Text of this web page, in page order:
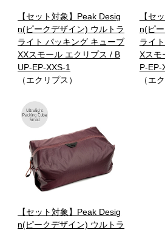
【セット対象】Peak Desig
n(ピークデザイン) ウルトラ
ライト パッキング キューブ
XXスモール エクリプス / B
UP-EP-XXS-1
（エクリプス）
【セ
n(ピ
ライ
Xスモ
P-EP-
（エ
【セット対象】Peak Desig
n(ピークデザイン) ウルトラ